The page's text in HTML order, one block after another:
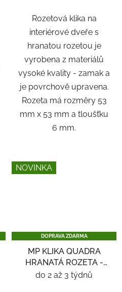
Rozetová klika na
interiérové ​​dveře s
hranatou rozetou je
vyrobena z materiálů
vysoké kvality - zamak a
je povrchově upravena.
Rozeta má rozměry 53
mm x 53 mm a tloušťku
6 mm.
NOVINKA
DOPRAVA ZDARMA
MP KLIKA QUADRA
HRANATÁ ROZETA -
NEREZ
do 2 až 3 týdnů